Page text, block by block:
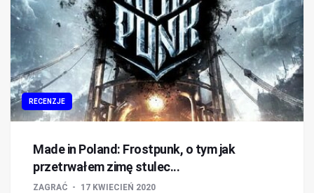
RECENZJE
Made in Poland: Frostpunk, o tym jak
przetrwałem zimę stulec...
ZAGRAĆ 17 KWIECIEŃ 2020